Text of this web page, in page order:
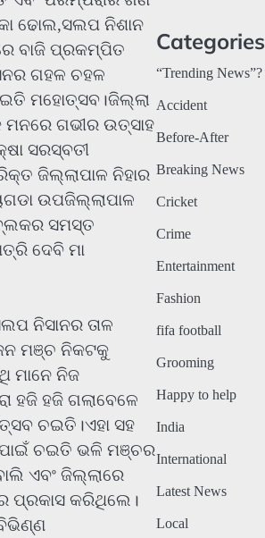
ଢୋଲ,ସଲପ ନିଶାନ
ବାଜି ପ୍ରକମ୍ପିତ
ଗହଳ ଚହଳ
ମହୋତ୍ସବ।ଜିଲ୍ଲା
ଗଭୀର ଉତ୍ସାହ
ସରସ୍ବତୀ
ଜିଲ୍ଲାପାଳ ନିହାର
ଉପଜିଲ୍ଲାପାଳ
ସମସ୍ତ
ଦେବି ମା
ନିସାନର ତାଳ
ମଞ୍ଚ ନିକଟକୁ
ମାନେ ନିଜ
ହଜି ହଜି ଗଲାବେଳେ
ଚଇତି।ଏହା ସହ
ପାଇଁ ଚଇତି ଭଳି ମଞ୍ଚର
ଏବଂ ଜିଲ୍ଲାରେ
ପ୍ରକାସ କରିଥିଲେ।
Categories
“Trending News”?
Accident
Before-After
Breaking News
Cricket
Crime
Entertainment
Fashion
fifa football
Grooming
Happy to help
India
International
Latest News
Local